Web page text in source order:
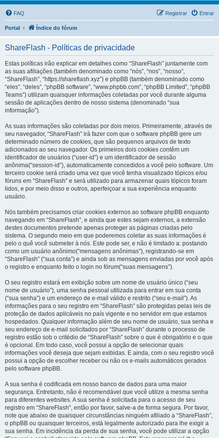
FAQ Entrar
Registrar
Portal Índice do fórum
ShareFlash - Políticas de privacidade
Estas políticas irão explicar em detalhes como “ShareFlash” juntamente com
as suas afiliações (também denominado como “nós”, “nos”, “nosso”,
“ShareFlash”, “https://shareflash.xyz”) e phpBB (também denominado como
“eles”, “deles”, “phpBB software”, “www.phpbb.com”, “phpBB Limited”, “phpBB
Teams”) utilizam quaisquer informações coletadas por você durante alguma
sessão de aplicações dentro de nosso sistema (denominado “sua
informação”).
As suas informações são coletadas por dois meios. Primeiramente, através de
seu navegador, “ShareFlash” irá fazer com que o software phpBB gere um
determinado número de cookies, que são pequenos arquivos de texto
adicionados ao seu navegador. Os primeiros dois cookies contêm um
identificador de usuários (“user-id”) e um identificador de sessão
anônima(“session-id”), automaticamente concedidos a você pelo software. Um
terceiro cookie será criado uma vez que você tenha visualizado tópicos e/ou
fóruns em “ShareFlash” e será utilizado para armazenar quais tópicos foram
lidos, e por meio disso e outros, aperfeiçoar a sua experiência enquanto
usuário.
Nós também precisamos criar cookies externos ao software phpBB enquanto
navegando em “ShareFlash”, e ainda que estes sejam externos, a extensão
destes documentos pretende apenas proteger as páginas criadas pelo
sistema. O segundo meio em que poderemos coletar as suas informações é
pelo o quê você submeter à nós. Este pode ser, e não é limitado a: postando
como um usuário anônimo(“mensagens anônimas”), registrando-se em
“ShareFlash” (“sua conta”) e ainda sob as mensagens enviadas por você após
o registro e enquanto feito o login no fórum(“suas mensagens”).
O seu registro estará em exibição sobre um nome de usuário único (“seu
nome de usuário”), uma senha pessoal utilizada para entrar em sua conta
(“sua senha”) e um endereço de e-mail válido e restrito (“seu e-mail”). As
informações para o seu registro em “ShareFlash” são protegidas pelas leis de
proteção de dados aplicáveis no país vigente e no servidor em que estamos
hospedados. Qualquer informação além de seu nome de usuário, sua senha e
seu endereço de e-mail solicitados por “ShareFlash” durante o processo de
registro estão sob o critédio de “ShareFlash” sobre o que é obrigatório e o que
é opcional. Em todo caso, você possui a opção de selecionar quais
informações você deseja que sejam exibidas. E ainda, com o seu registro você
possui a opção de escolher receber ou não os e-mails automáticos gerados
pelo software phpBB.
A sua senha é codificada em nosso banco de dados para uma maior
segurança. Entretanto, não é recomendável que você utilize a mesma senha
para diferentes websites. A sua senha é solicitada para o acesso de seu
registro em “ShareFlash”, então por favor, salve-a de forma segura. Por favor,
note que abaixo de quaisquer circunstâncias ninguém afiliado a “ShareFlash”,
o phpBB ou quaisquer terceiros, está legalmente autorizado para lhe exigir a
sua senha. Em incidência da perda de sua senha, você pode utilizar a opção